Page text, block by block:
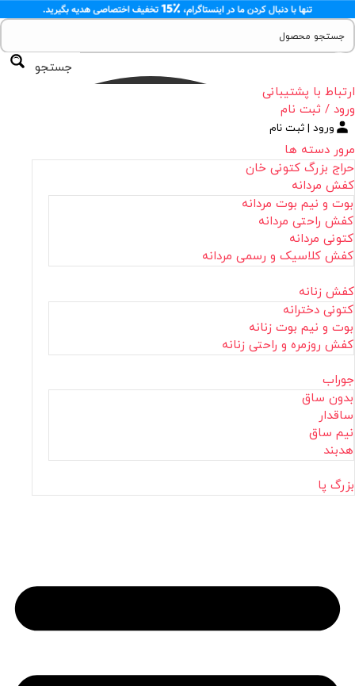
جستجو
ارتباط با پشتیبانی
ورود / ثبت نام
ورود | ثبت نام
مرور دسته ها
حراج بزرگ کتونی خان
کفش مردانه
بوت و نیم بوت مردانه
کفش راحتی مردانه
کتونی مردانه
کفش کلاسیک و رسمی مردانه
کفش زنانه
کتونی دخترانه
بوت و نیم بوت زنانه
کفش روزمره و راحتی زنانه
جوراب
بدون ساق
ساقدار
نیم ساق
هدبند
بزرگ پا